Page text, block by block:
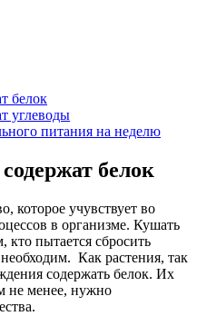
белок
углеводы
питания на неделю
белок
которое учувствует во
в организме. Кушать
пытается сбросить
Как растения, так
содержать белок. Их
не менее, нужно